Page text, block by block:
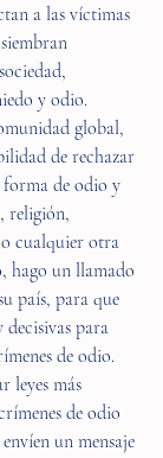
a las víctimas
y odio.
global,
de rechazar
de odio y
religión,
cualquier otra
hago un llamado
país, para que
decisivas para
de odio.
leyes más
de odio
un mensaje